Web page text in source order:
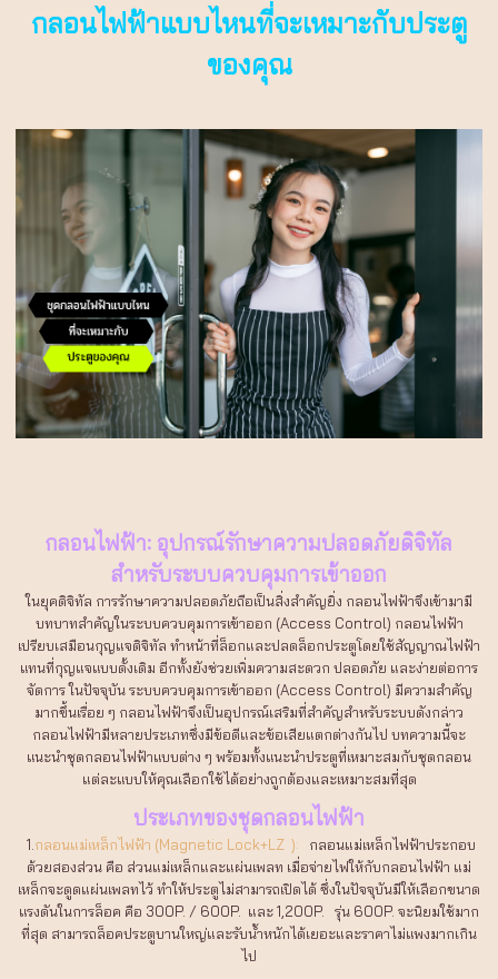
กลอนไฟฟ้าแบบไหนที่จะเหมาะกับประตู
ของคุณ
กลอนไฟฟ้า: อุปกรณ์รักษาความปลอดภัยดิจิทัล
สำหรับระบบควบคุมการเข้าออก
ในยุคดิจิทัล การรักษาความปลอดภัยถือเป็นสิ่งสำคัญยิ่ง กลอนไฟฟ้าจึงเข้ามามี
บทบาทสำคัญในระบบควบคุมการเข้าออก (Access Control) กลอนไฟฟ้า
เปรียบเสมือนกุญแจดิจิทัล ทำหน้าที่ล็อกและปลดล็อกประตูโดยใช้สัญญาณไฟฟ้า
แทนที่กุญแจแบบดั้งเดิม อีกทั้งยังช่วยเพิ่มความสะดวก ปลอดภัย และง่ายต่อการ
จัดการ ในปัจจุบัน ระบบควบคุมการเข้าออก (Access Control) มีความสำคัญ
มากขึ้นเรื่อย ๆ กลอนไฟฟ้าจึงเป็นอุปกรณ์เสริมที่สำคัญสำหรับระบบดังกล่าว
กลอนไฟฟ้ามีหลายประเภทซึ่งมีข้อดีและข้อเสียแตกต่างกันไป บทความนี้จะ
แนะนำชุดกลอนไฟฟ้าแบบต่าง ๆ พร้อมทั้งแนะนำประตูที่เหมาะสมกับชุดกลอน
แต่ละแบบให้คุณเลือกใช้ได้อย่างถูกต้องและเหมาะสมที่สุด
ประเภทของชุดกลอนไฟฟ้า
1.กลอนแม่เหล็กไฟฟ้า (Magnetic Lock+LZ ):
กลอนแม่เหล็กไฟฟ้าประกอบ
ด้วยสองส่วน คือ ส่วนแม่เหล็กและแผ่นเพลท เมื่อจ่ายไฟให้กับกลอนไฟฟ้า แม่
เหล็กจะดูดแผ่นเพลทไว้ ทำให้ประตูไม่สามารถเปิดได้ ซึ่งในปัจจุบันมีให้เลือกขนาด
แรงดันในการล็อค คือ 300P. / 600P. และ 1,200P. รุ่น 600P. จะนิยมใช้มาก
ที่สุด สามารถล็อคประตูบานใหญ่และรับน้ำหนักได้เยอะและราคาไม่แพงมากเกิน
ไป